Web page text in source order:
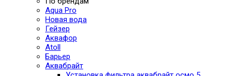
Aqua Pro
Новая вода
Гейзер
Аквафор
Atoll
Барьер
Аквабрайт